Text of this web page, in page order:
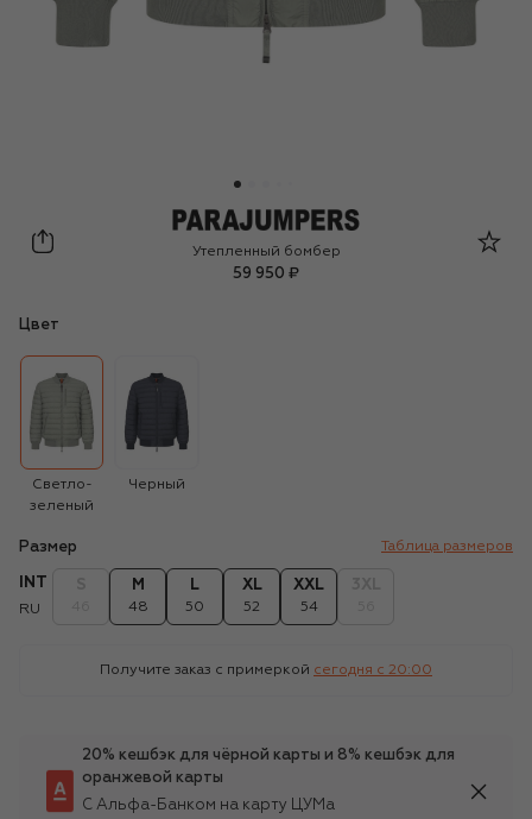
Parajumpers
Утепленный бомбер
59 950 ₽
Цвет
Светло-
зеленый
Черный
Размер Таблица размеров
INT
RU
M
48
L
50
XL
52
XXL
54
Получите заказ с примеркой сегодня c 20:00
20% кешбэк для чёрной карты и 8% кешбэк для
оранжевой карты
С Альфа-Банком на карту ЦУМа